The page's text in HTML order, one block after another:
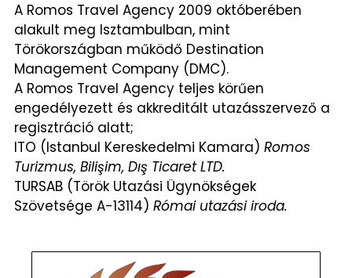
A Romos Travel Agency 2009 októberében
alakult meg Isztambulban, mint
Törökországban működő Destination
Management Company (DMC).
A Romos Travel Agency teljes körűen
engedélyezett és akkreditált utazásszervező a
regisztráció alatt;
ITO (Istanbul Kereskedelmi Kamara) Romos
Turizmus, Bilişim, Dış Ticaret LTD.
TURSAB (Török Utazási Ügynökségek
Szövetsége A-13114) Római utazási iroda.